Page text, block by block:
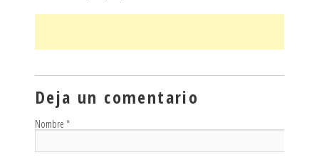
Deja un comentario
Nombre *